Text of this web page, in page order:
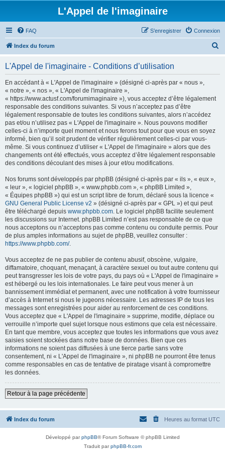
L'Appel de l'imaginaire
FAQ Connexion
S’enregistrer
Index du forum
L'Appel de l'imaginaire - Conditions d’utilisation
En accédant à « L'Appel de l'imaginaire » (désigné ci-après par « nous »,
« notre », « nos », « L'Appel de l'imaginaire »,
« https://www.actusf.com/forumimaginaire »), vous acceptez d’être légalement
responsable des conditions suivantes. Si vous n’acceptez pas d’être
légalement responsable de toutes les conditions suivantes, alors n’accédez
pas et/ou n’utilisez pas « L'Appel de l'imaginaire ». Nous pouvons modifier
celles-ci à n’importe quel moment et nous ferons tout pour que vous en soyez
informé, bien qu’il soit prudent de vérifier régulièrement celles-ci par vous-
même. Si vous continuez d’utiliser « L'Appel de l'imaginaire » alors que des
changements ont été effectués, vous acceptez d’être légalement responsable
des conditions découlant des mises à jour et/ou modifications.
Nos forums sont développés par phpBB (désigné ci-après par « ils », « eux »,
« leur », « logiciel phpBB », « www.phpbb.com », « phpBB Limited »,
« Équipes phpBB ») qui est un script libre de forum, déclaré sous la licence «
GNU General Public License v2 » (désigné ci-après par « GPL ») et qui peut
être téléchargé depuis www.phpbb.com. Le logiciel phpBB facilite seulement
les discussions sur Internet. phpBB Limited n’est pas responsable de ce que
nous acceptons ou n’acceptons pas comme contenu ou conduite permis. Pour
de plus amples informations au sujet de phpBB, veuillez consulter :
https://www.phpbb.com/.
Vous acceptez de ne pas publier de contenu abusif, obscène, vulgaire,
diffamatoire, choquant, menaçant, à caractère sexuel ou tout autre contenu qui
peut transgresser les lois de votre pays, du pays où « L'Appel de l'imaginaire »
est hébergé ou les lois internationales. Le faire peut vous mener à un
bannissement immédiat et permanent, avec une notification à votre fournisseur
d’accès à Internet si nous le jugeons nécessaire. Les adresses IP de tous les
messages sont enregistrées pour aider au renforcement de ces conditions.
Vous acceptez que « L'Appel de l'imaginaire » supprime, modifie, déplace ou
verrouille n’importe quel sujet lorsque nous estimons que cela est nécessaire.
En tant que membre, vous acceptez que toutes les informations que vous avez
saisies soient stockées dans notre base de données. Bien que ces
informations ne soient pas diffusées à une tierce partie sans votre
consentement, ni « L'Appel de l'imaginaire », ni phpBB ne pourront être tenus
comme responsables en cas de tentative de piratage visant à compromettre
les données.
Retour à la page précédente
Index du forum Heures au format UTC
Développé parphpBB® Forum Software © phpBB Limited
Traduit parphpBB-fr.com